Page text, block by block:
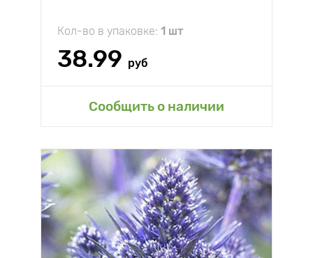
Кол-во в упаковке: 1 шт
38.99 руб
Сообщить о наличии